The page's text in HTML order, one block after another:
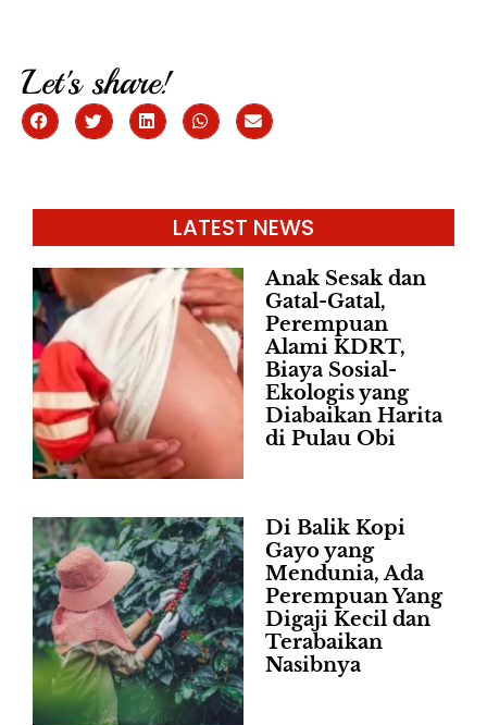
Let's share!
LATEST NEWS
Anak Sesak dan
Gatal-Gatal,
Perempuan
Alami KDRT,
Biaya Sosial-
Ekologis yang
Diabaikan Harita
di Pulau Obi
Di Balik Kopi
Gayo yang
Mendunia, Ada
Perempuan Yang
Digaji Kecil dan
Terabaikan
Nasibnya